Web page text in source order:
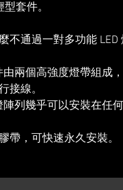
套件。
不通過一對多功能 LED
由兩個高強度燈帶組成
接線。
列幾乎可以安裝在任
帶，可快速永久安裝。